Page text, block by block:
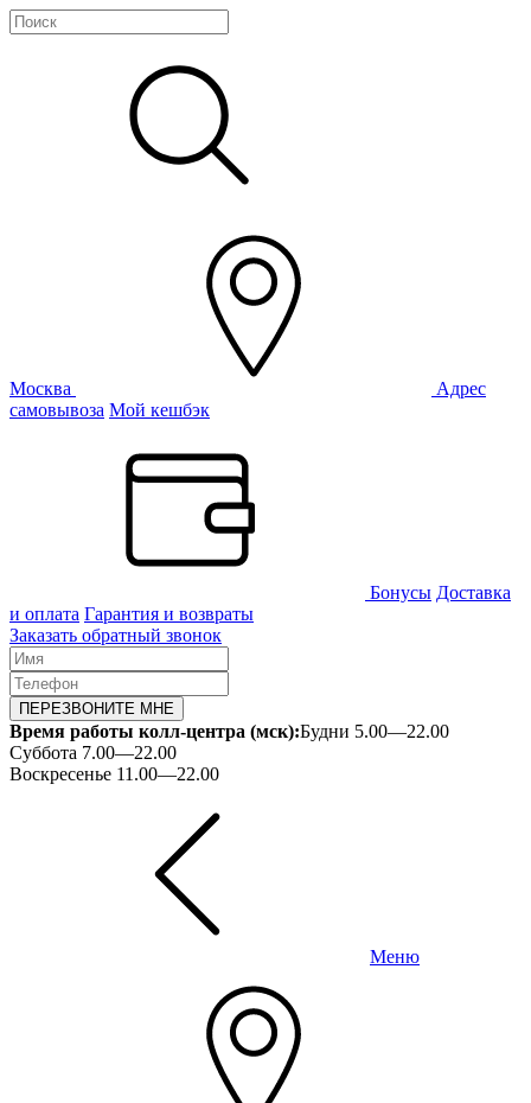
Москва
Адрес
самовывоза Мой кешбэк
Бонусы Доставка
и оплата Гарантия и возвраты
Заказать обратный звонок
ПЕРЕЗВОНИТЕ МНЕ
Время работы колл-центра (мск):Будни 5.00—22.00
Суббота 7.00—22.00
Воскресенье 11.00—22.00
Меню